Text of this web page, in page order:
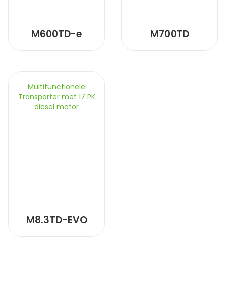
M600TD-e M700TD
Multifunctionele
Transporter met 17 PK
diesel motor
M8.3TD-EVO